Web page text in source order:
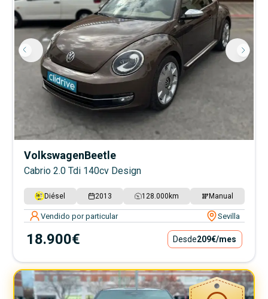
VolkswagenBeetle
Cabrio 2.0 Tdi 140cv Design
Diésel 2013 128.000 km Manual
Vendido por particular Sevilla
18.900€ Desde209€/mes